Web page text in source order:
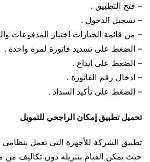
– فتح التطبيق .
– تسجيل الدخول .
– من قائمة الخيارات اختيار المدفوعات
– الضغط على تسديد فاتورة لمرة واحدة .
– الضغط على ايداع .
– ادخال رقم الفاتورة .
– الضغط على تأكيد السداد .
تحميل تطبيق إمكان الراجحي للتمويل
حيث يمكن القيام بتنزيله دون تكاليف من